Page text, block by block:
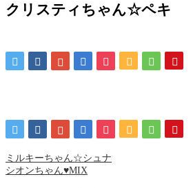
クリスティちゃん☆ペキ
ミルキーちゃん☆シュナ
シオンちゃん♥MIX